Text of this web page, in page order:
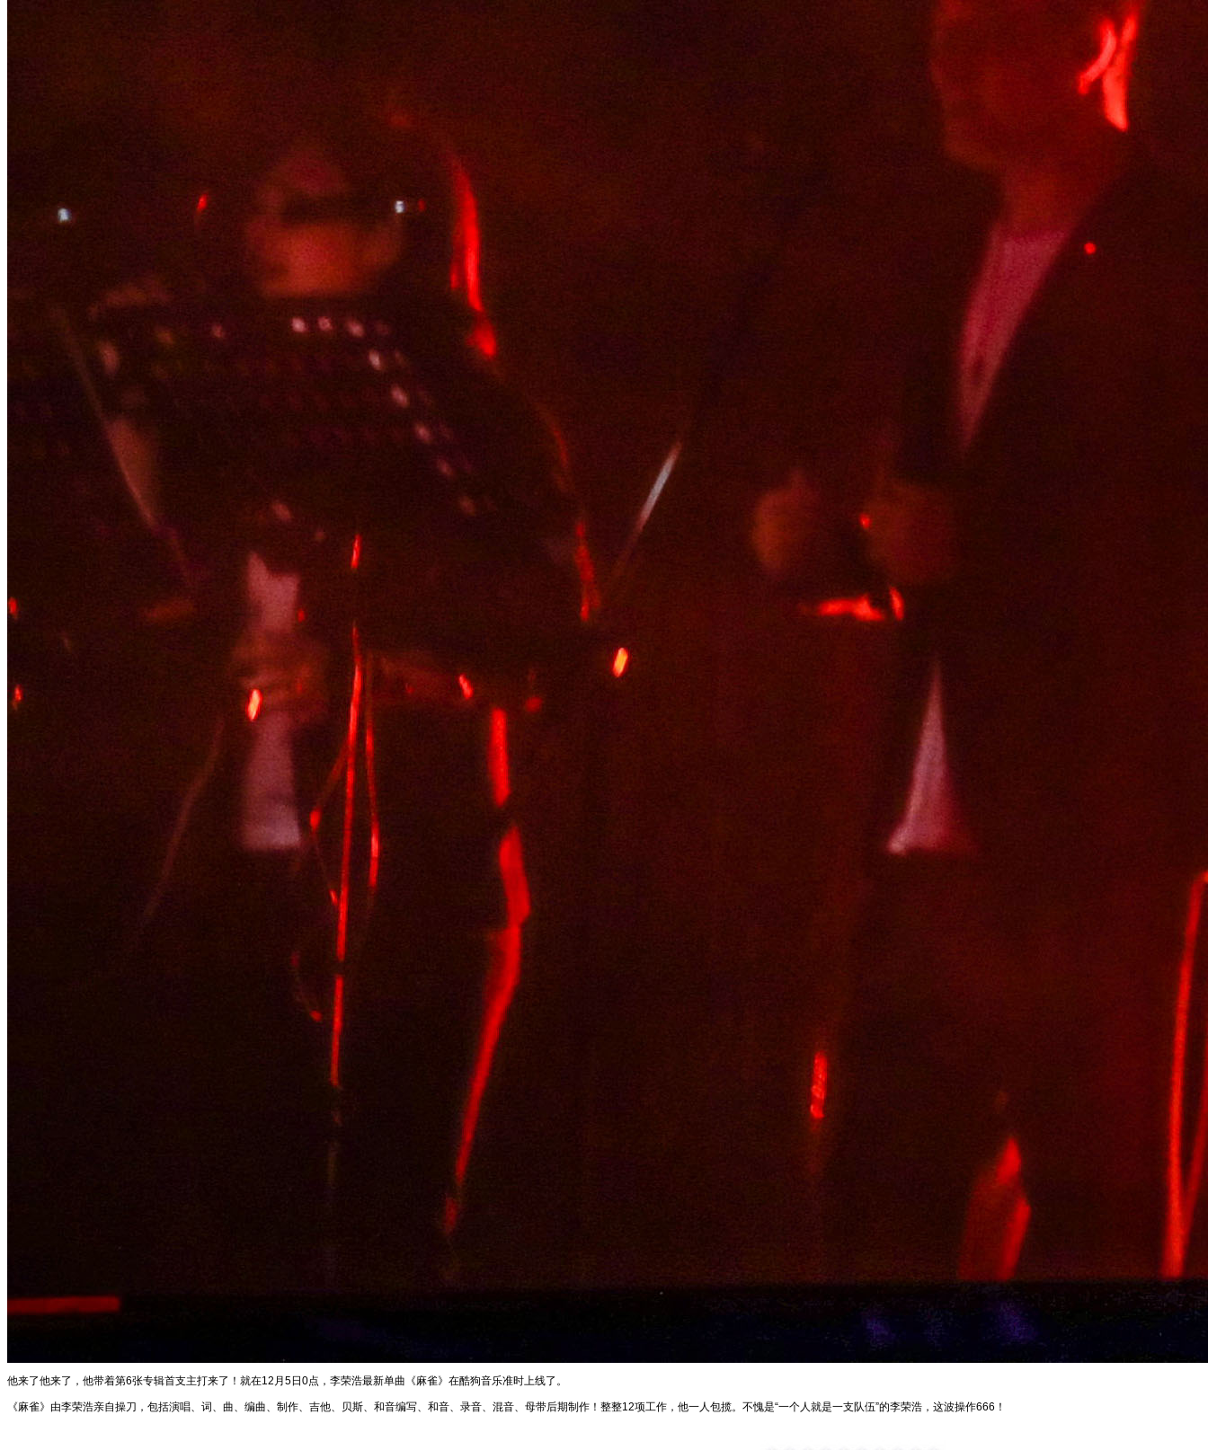
他来了他来了，他带着第6张专辑首支主打来了！就在12月5日0点，李荣浩最新单曲《麻雀》在酷狗音乐准时上线了。
《麻雀》由李荣浩亲自操刀，包括演唱、词、曲、编曲、制作、吉他、贝斯、和音编写、和音、录音、混音、母带后期制作！整整12项工作，他一人包揽。不愧是“一个人就是一支队伍”的李荣浩，这波操作666！